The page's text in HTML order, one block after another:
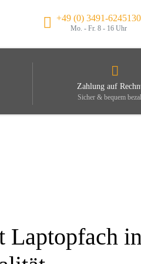
+49 (0) 3491-6245130
Mo. - Fr. 8 - 16 Uhr
Zahlung auf
Sicher & bequem
Laptopfach